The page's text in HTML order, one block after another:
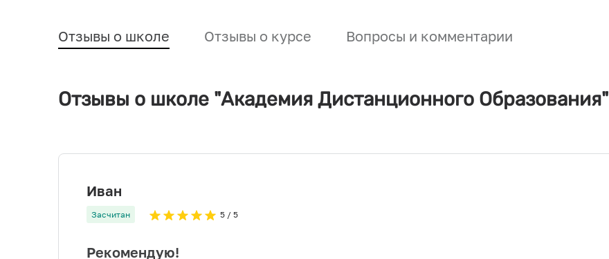
Отзывы о школе Отзывы о курсе Вопросы и комментарии
Отзывы о школе "Академия Дистанционного Образования"
Иван
Засчитан 5 / 5
Рекомендую!